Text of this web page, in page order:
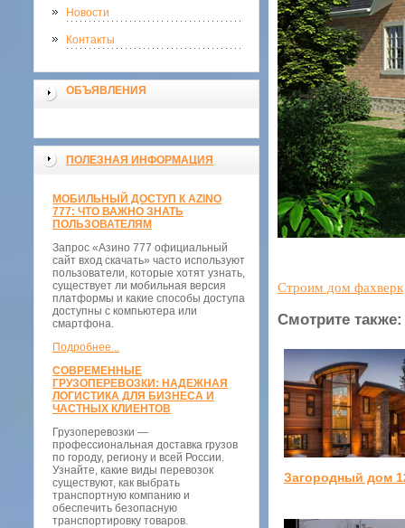
Новости
Контакты
ОБЪЯВЛЕНИЯ
ПОЛЕЗНАЯ ИНФОРМАЦИЯ
МОБИЛЬНЫЙ ДОСТУП К AZINO
777: ЧТО ВАЖНО ЗНАТЬ
ПОЛЬЗОВАТЕЛЯМ
Запрос «Азино 777 официальный
сайт вход скачать» часто используют
пользователи, которые хотят узнать,
существует ли мобильная версия
платформы и какие способы доступа
доступны с компьютера или
смартфона.
Подробнее...
СОВРЕМЕННЫЕ
ГРУЗОПЕРЕВОЗКИ: НАДЕЖНАЯ
ЛОГИСТИКА ДЛЯ БИЗНЕСА И
ЧАСТНЫХ КЛИЕНТОВ
Грузоперевозки —
профессиональная доставка грузов
по городу, региону и всей России.
Узнайте, какие виды перевозок
существуют, как выбрать
транспортную компанию и
обеспечить безопасную
транспортировку товаров.
Строим дом фахверк
Смотрите также:
Загородный дом